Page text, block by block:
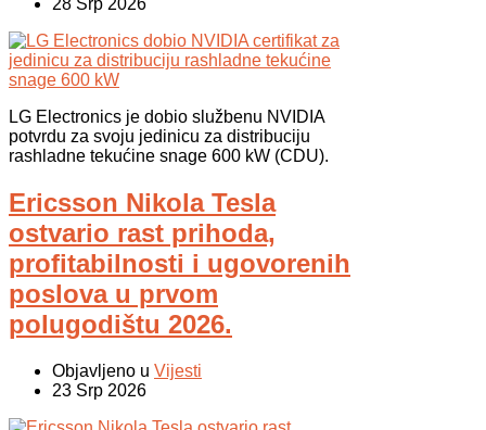
28 Srp 2026
LG Electronics je dobio službenu NVIDIA
potvrdu za svoju jedinicu za distribuciju
rashladne tekućine snage 600 kW (CDU).
Ericsson Nikola Tesla
ostvario rast prihoda,
profitabilnosti i ugovorenih
poslova u prvom
polugodištu 2026.
Objavljeno u Vijesti
23 Srp 2026